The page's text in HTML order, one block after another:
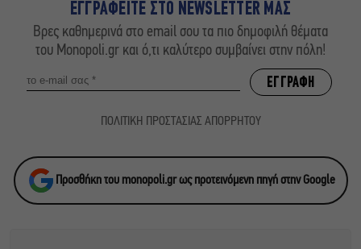
ΕΓΓΡΑΦΕΙΤΕ ΣΤΟ NEWSLETTER ΜΑΣ
Βρες καθημερινά στο email σου τα πιο δημοφιλή θέματα
του Monopoli.gr και ό,τι καλύτερο συμβαίνει στην πόλη!
ΠΟΛΙΤΙΚΗ ΠΡΟΣΤΑΣΙΑΣ ΑΠΟΡΡΗΤΟΥ
Προσθήκη του monopoli.gr ως προτεινόμενη πηγή στην Google